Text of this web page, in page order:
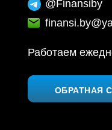
@Finansiby
Работаем
ОБРАТНАЯ